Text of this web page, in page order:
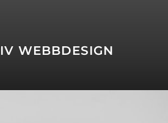
WEBBDESIGN